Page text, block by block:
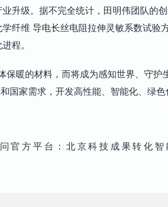
升级。据不完全统计，田明伟团队的
纤维 导电长丝电阻拉伸灵敏系数试验
程。
保暖的材料，而将成为感知世界、守护
国家需求，开发高性能、智能化、绿
官方平台：北京科技成果转化